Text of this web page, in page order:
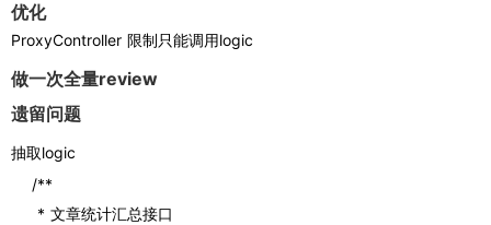
优化
ProxyController 限制只能调用logic
做一次全量review
遗留问题
抽取logic
    /**
     * 文章统计汇总接口